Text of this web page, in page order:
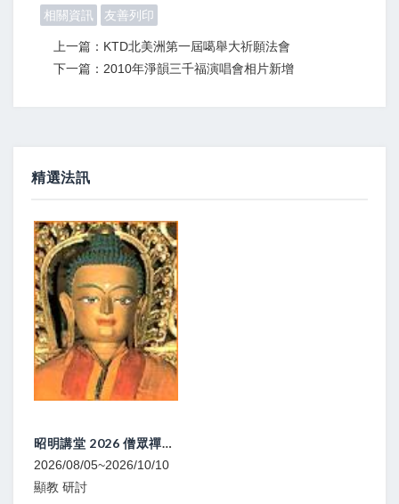
相關資訊 友善列印
上一篇：KTD北美洲第一屆噶舉大祈願法會
下一篇：2010年淨韻三千福演唱會相片新增
精選法訊
2026/08/08
寧瑪 灌頂